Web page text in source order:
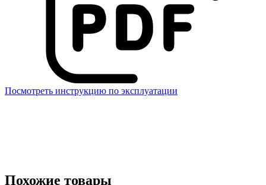
Посмотреть инструкцию по эксплуатации
Похожие товары